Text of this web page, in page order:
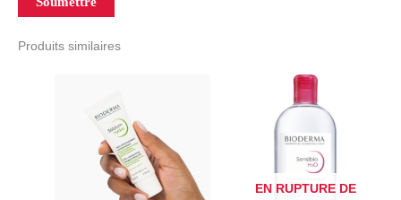
Produits similaires
EN RUPTURE DE